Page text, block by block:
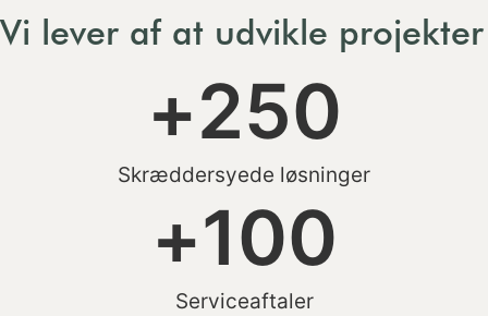
Vi lever af at udvikle projekter
Skræddersyede løsninger
+250
Serviceaftaler
+100